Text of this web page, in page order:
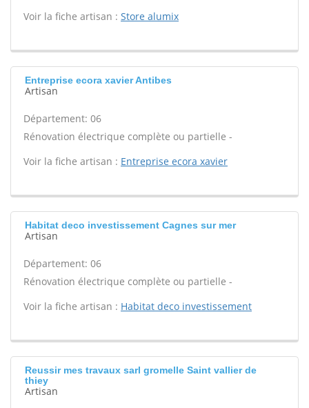
Voir la fiche artisan : Store alumix
Entreprise ecora xavier Antibes
Artisan
Département: 06
Rénovation électrique complète ou partielle -
Voir la fiche artisan : Entreprise ecora xavier
Habitat deco investissement Cagnes sur mer
Artisan
Département: 06
Rénovation électrique complète ou partielle -
Voir la fiche artisan : Habitat deco investissement
Reussir mes travaux sarl gromelle Saint vallier de
thiey
Artisan